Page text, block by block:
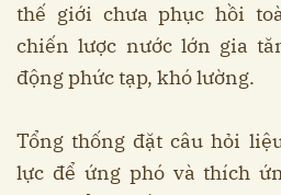
thế giới chưa phục hồi
chiến lược nước lớn gia
động phức tạp, khó lường.
Tổng thống đặt câu hỏi
lực để ứng phó và thích